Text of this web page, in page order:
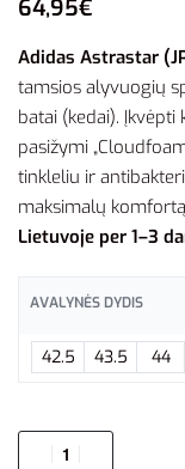
64,95€
Adidas Astrastar
tamsios alyvuogių
batai (kedai).
pasižymi
tinkleliu ir
maksimalų
Lietuvoje per 1–3
AVALYNĖS DYDIS
42.5 43.5 44